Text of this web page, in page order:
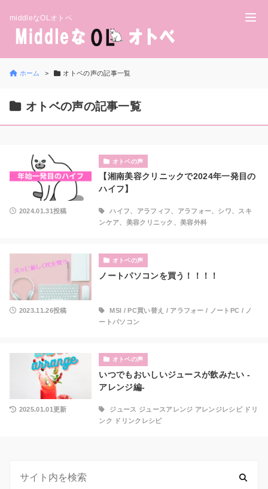
middleなOLオトベ
ホーム オトベの声の記事一覧
オトベの声の記事一覧
オトベの声
【湘南美容クリニックで2024年一発目の
ハイフ】
2024.01.31投稿
ハイフ、アラフィフ、アラフォー、シワ、スキ
ンケア、美容クリニック、美容外科
オトベの声
ノートパソコンを買う！！！！
2023.11.26投稿 MSI /PC買い替え / アラフォー / ノートPC / ノ
ートパソコン
オトベの声
いつでもおいしいジュースが飲みたい -
アレンジ編-
2025.01.01更新
ジュース ジュースアレンジ アレンジレシピ ドリ
ンク ドリンクレシピ